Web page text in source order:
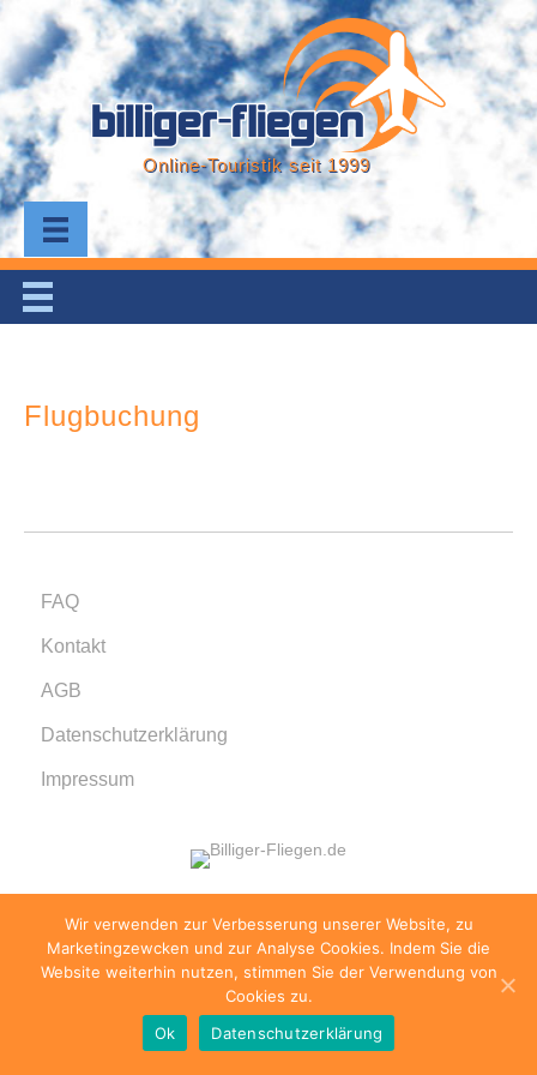
Online-Touristik seit 1999
Flugbuchung
FAQ
Kontakt
AGB
Datenschutzerklärung
Impressum
© 1999 - 2026 billiger-fliegen.de · Alle Rechte
vorbehalten.
Wir verwenden zur Verbesserung unserer Website, zu
Marketingzewcken und zur Analyse Cookies. Indem Sie die
Website weiterhin nutzen, stimmen Sie der Verwendung von
Cookies zu.
Ok
Datenschutzerklärung